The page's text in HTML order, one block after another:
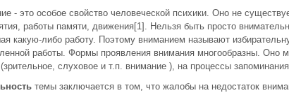
- это особое свойство человеческой психики. Оно не
работы памяти, движения[1]. Нельзя быть просто
какую-либо работу. Поэтому вниманием называют
работы. Формы проявления внимания многообразны. Оно
слуховое и т.п. внимание ), на процессы
темы заключается в том, что жалобы на недостаток